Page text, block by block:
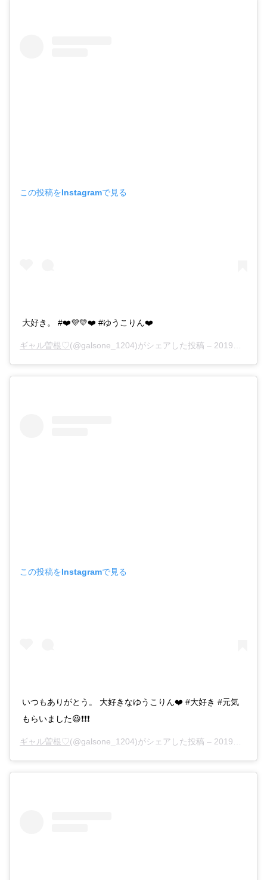
この投稿をInstagramで見る
大好き。 #❤️💜💛❤️ #ゆうこりん❤️
ギャル曽根♡(@galsone_1204)がシェアした投稿 – 2019年12月月20日午前1時44分PST
この投稿をInstagramで見る
いつもありがとう。 大好きなゆうこりん❤️ #大好き #元気
もらいました😆❗️❗️❗️
ギャル曽根♡(@galsone_1204)がシェアした投稿 – 2019年 8月月7日午前6時36分PDT